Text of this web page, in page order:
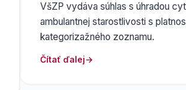
VšZP vydáva súhlas s úhradou
ambulantnej starostlivosti s
kategorizažného zoznamu.
Čítať ďalej